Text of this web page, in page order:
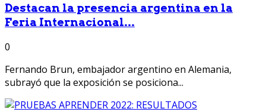
Destacan la presencia argentina en la
Feria Internacional...
0
Fernando Brun, embajador argentino en Alemania,
subrayó que la exposición se posiciona...